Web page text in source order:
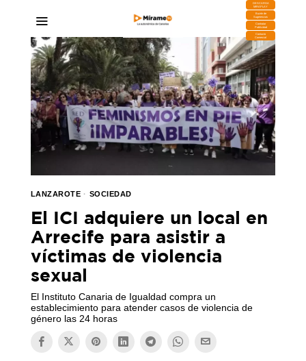
DESCARGA
MIRAPLAY
Buzón de
Sugerencias
Contratar
Publicidad
Contacto
Comercial
LANZAROTE · SOCIEDAD
El ICI adquiere un local en
Arrecife para asistir a
víctimas de violencia
sexual
El Instituto Canaria de Igualdad compra un
establecimiento para atender casos de violencia de
género las 24 horas